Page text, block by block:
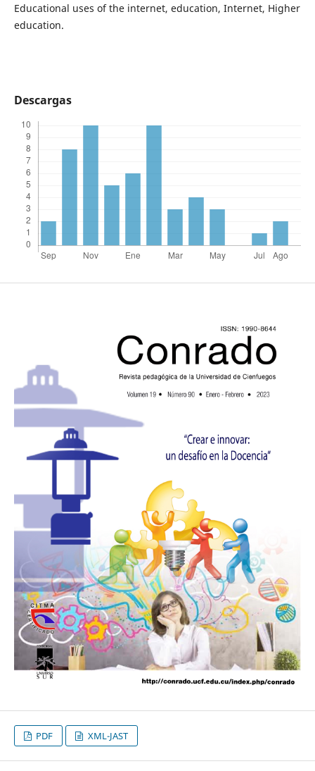
Educational uses of the internet, education, Internet, Higher
education.
Descargas
PDF XML-JAST